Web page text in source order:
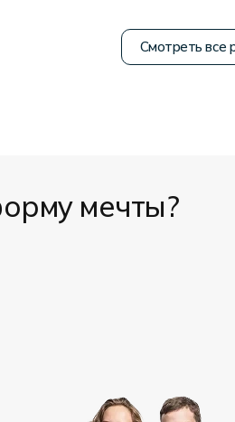
Смотреть все
мечты?